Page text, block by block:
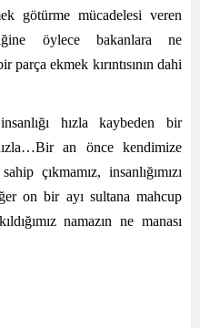
götürme mücadelesi veren
öylece bakanlara ne
ekmek kırıntısının dahi
hızla kaybeden bir
an önce kendimize
çıkmamız, insanlığımızı
on bir ayı sultana mahcup
namazın ne manası